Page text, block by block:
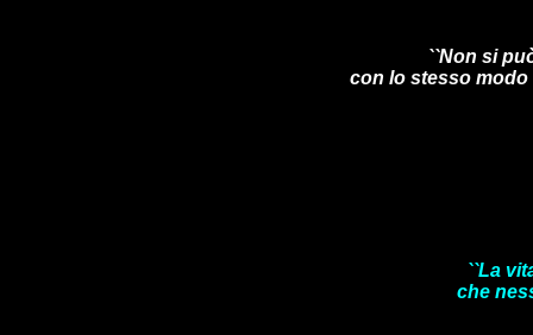
``Non si
con lo stesso modo
``La
che